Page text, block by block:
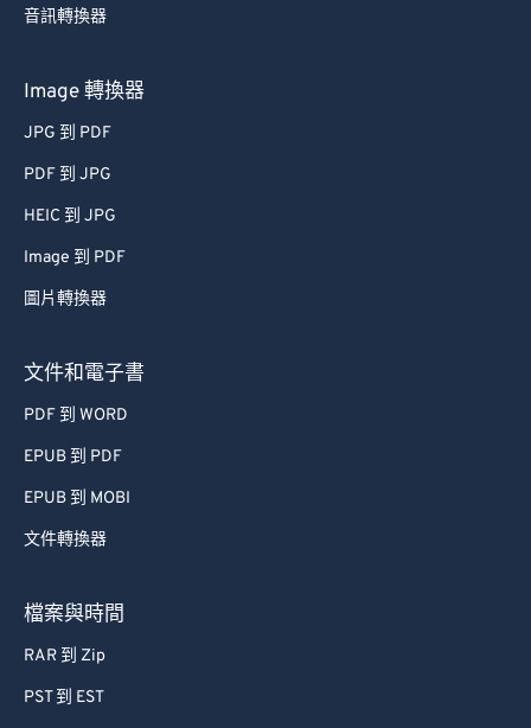
音訊轉換器
Image 轉換器
JPG 到 PDF
PDF 到 JPG
HEIC 到 JPG
Image 到 PDF
圖片轉換器
文件和電子書
PDF 到 WORD
EPUB 到 PDF
EPUB 到 MOBI
文件轉換器
檔案與時間
RAR 到 Zip
PST 到 EST